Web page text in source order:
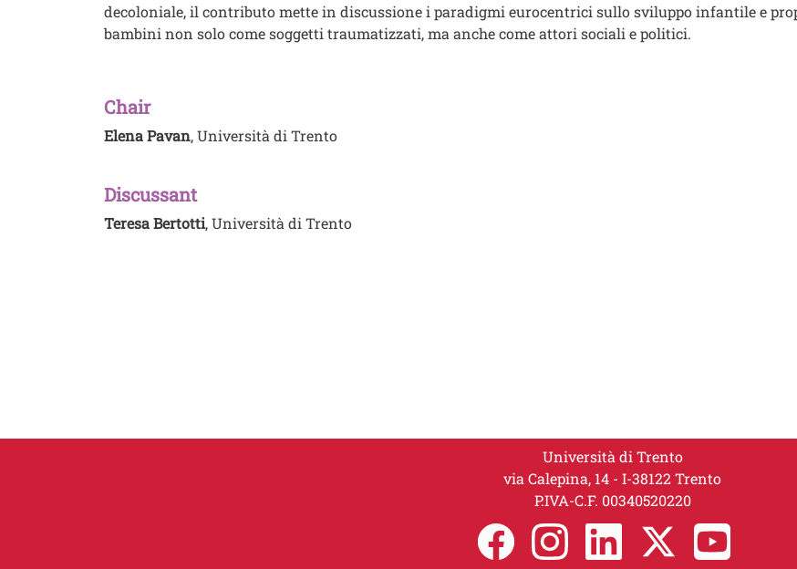
decoloniale, il contributo mette in discussione i paradigmi eurocentrici sullo sviluppo infantile e
bambini non solo come soggetti traumatizzati, ma anche come attori sociali e politici.
Chair
Elena Pavan, Università di Trento
Discussant
Teresa Bertotti, Università di Trento
Università di Trento
via Calepina, 14 - I-38122 Trento
P.IVA-C.F. 00​3​40520220